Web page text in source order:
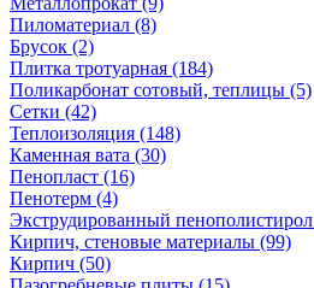
Пиломатериал (8)
Брусок (2)
Плитка тротуарная (184)
Поликарбонат сотовый, теплицы (5)
Сетки (42)
Теплоизоляция (148)
Каменная вата (30)
Пенопласт (16)
Пенотерм (4)
Экструдированный
Кирпич, стеновые материалы (99)
Кирпич (50)